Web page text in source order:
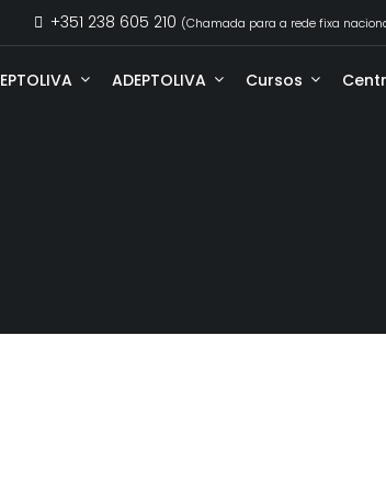
+351 238 605 210 (Chamada para a rede fixa
EPTOLIVA ADEPTOLIVA Cursos